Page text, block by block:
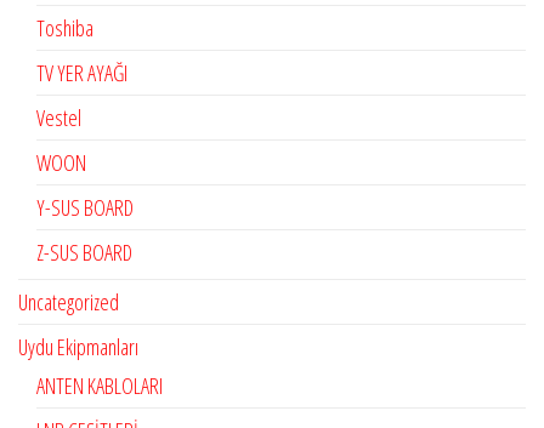
Toshiba
TV YER AYAĞI
Vestel
WOON
Y-SUS BOARD
Z-SUS BOARD
Uncategorized
Uydu Ekipmanları
ANTEN KABLOLARI